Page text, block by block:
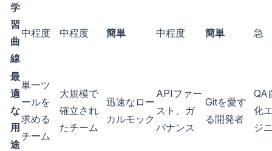
学
習
曲
線
中程度 中程度 簡単 中程度 簡単 急
最
適
な
用
途
単一ツ
ールを
求める
チーム
大規模で
確立され
たチーム
迅速なロー
カルモック
APIファー
スト、ガ
バナンス
Gitを愛す
る開発者
QA
化
ジ